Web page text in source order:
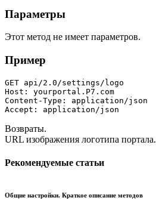
Параметры
Этот метод не имеет параметров.
Пример
GET api/2.0/settings/logo
Host: yourportal.Р7.com
Content-Type: application/json
Accept: application/json
Возвраты.
URL изображения логотипа портала.
Рекомендуемые статьи
Общие настройки. Краткое описание методов